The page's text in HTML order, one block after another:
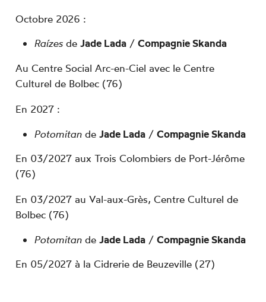
Octobre 2026 :
Raízes de Jade Lada/ Compagnie Skanda
Au Centre Social Arc-en-Ciel avec le Centre
Culturel de Bolbec (76)
En 2027 :
Potomitande Jade Lada/ Compagnie Skanda
En 03/2027 aux Trois Colombiers de Port-Jérôme
(76)
En 03/2027 au Val-aux-Grès, Centre Culturel de
Bolbec (76)
Potomitande Jade Lada/ Compagnie Skanda
En 05/2027 à la Cidrerie de Beuzeville (27)